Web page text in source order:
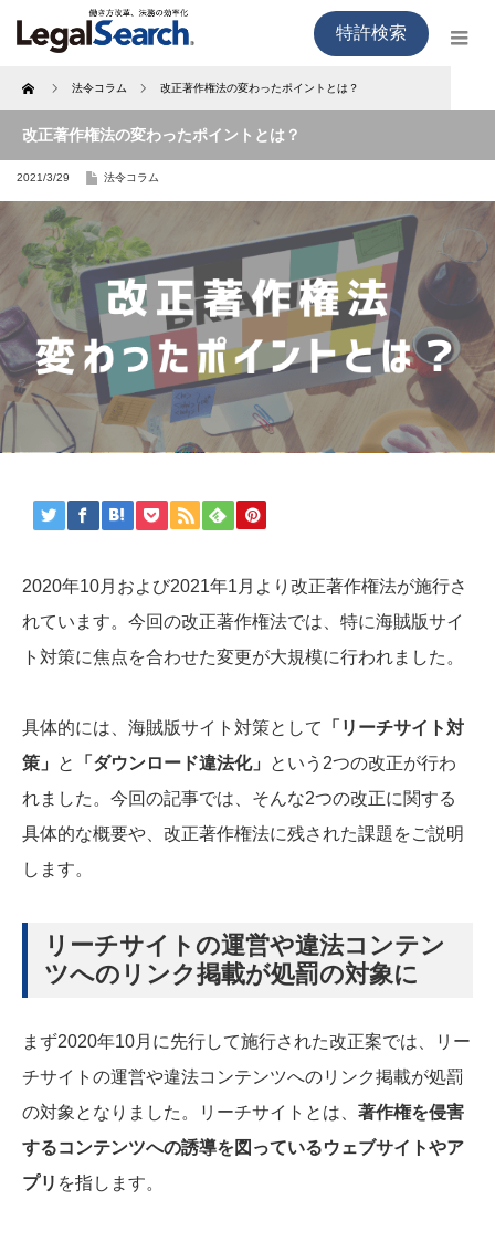
特許検索
Home 法令コラム 改正著作権法の変わったポイントとは？
改正著作権法の変わったポイントとは？
2021/3/29 法令コラム
2020年10月および2021年1月より改正著作権法が施行さ
れています。今回の改正著作権法では、特に海賊版サイ
ト対策に焦点を合わせた変更が大規模に行われました。
具体的には、海賊版サイト対策として
「リーチサイト対
策」
と 「ダウンロード違法化」
という2つの改正が行わ
れました。今回の記事では、そんな2つの改正に関する
具体的な概要や、改正著作権法に残された課題をご説明
します。
リーチサイトの運営や違法コンテン
ツへのリンク掲載が処罰の対象に
まず2020年10月に先行して施行された改正案では、リー
チサイトの運営や違法コンテンツへのリンク掲載が処罰
の対象となりました。リーチサイトとは、 著作権を侵害
するコンテンツへの誘導を図っているウェブサイトやア
プリ を指します。